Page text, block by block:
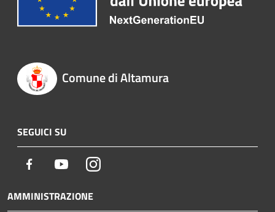
Comune di Altamura
SEGUICI SU
Facebook YoutubeInstagram
AMMINISTRAZIONE